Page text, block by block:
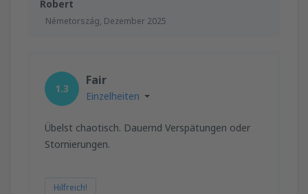
Robert
Németország, Dezember 2025
1.3
Fair
Einzelheiten
Übelst chaotisch. Dauernd Verspätungen oder
Stornierungen.
Hilfreich!